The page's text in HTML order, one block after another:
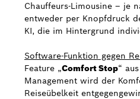
Chauffeurs-Limousine – je
entweder per Knopfdruck
KI, die im Hintergrund
Software-Funktion gegen
Feature „Comfort Stop“
Management wird der
Reiseübelkeit